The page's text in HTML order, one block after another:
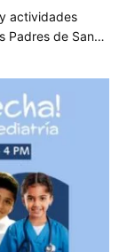
actividades
Padres de San…